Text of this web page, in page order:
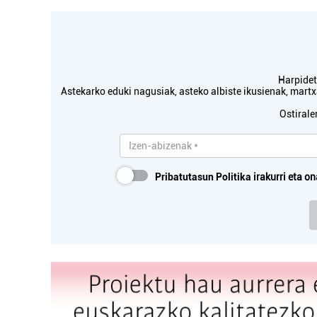
Astekarko eduki nagusiak, asteko albiste ikusienak,
Pribatutasun Politika irakurri eta
Osasungintza